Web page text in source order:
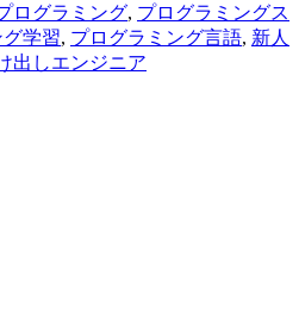
ログラミング, プログラミングス
学習, プログラミング言語, 新人
出しエンジニア